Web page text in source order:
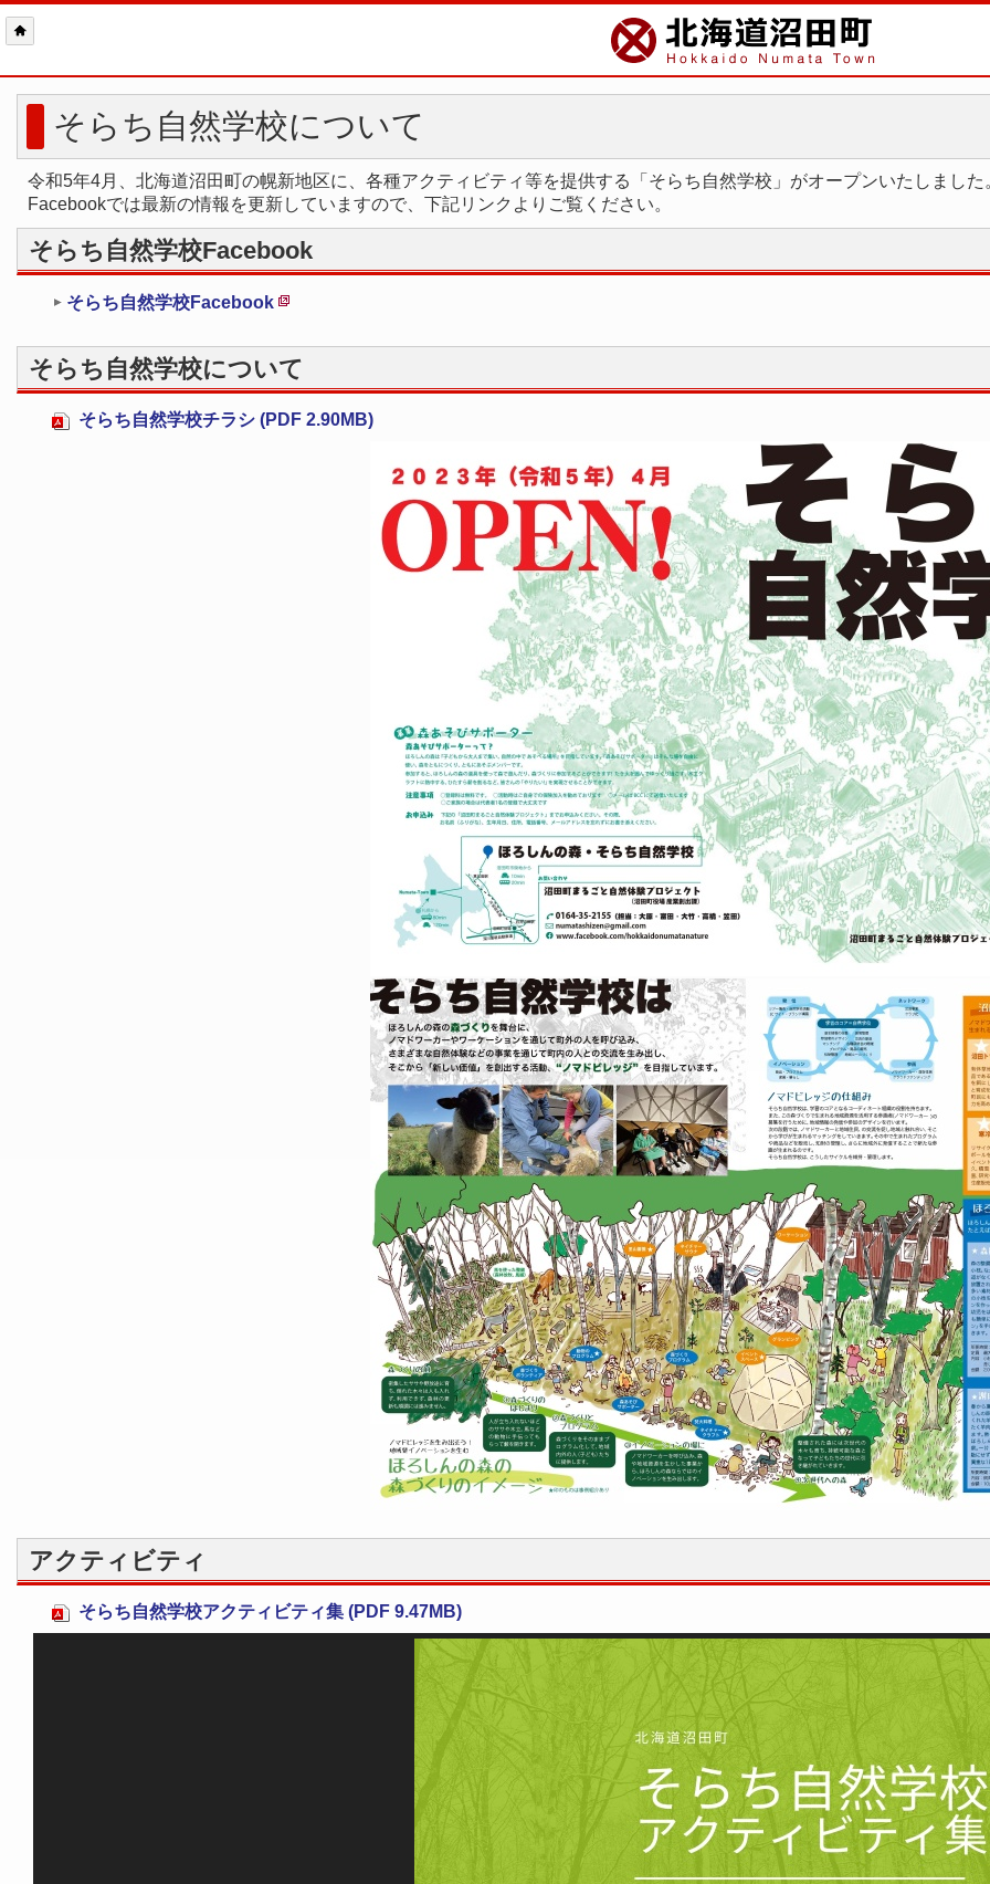
そらち自然学校について
令和5年4月、北海道沼田町の幌新地区に、各種アクティビティ等を提供する「そらち自然学校」がオープンいたしました
Facebookでは最新の情報を更新していますので、下記リンクよりご覧ください。
そらち自然学校Facebook
そらち自然学校Facebook
規
ペ
ー
そらち自然学校について
そらち自然学校チラシ (PDF 2.90MB)
アクティビティ
そらち自然学校アクティビティ集 (PDF 9.47MB)